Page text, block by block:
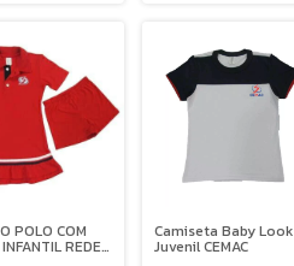
POLO COM
REDE
Camiseta Baby Look
Juvenil CEMAC